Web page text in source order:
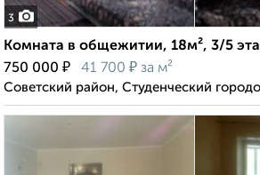
3
Комната в общежитии, 18м², 3/5
750 000 ₽ 41 700 ₽ за м²
Советский район, Студенческий